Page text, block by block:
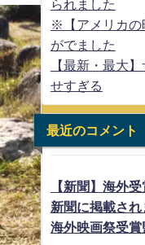
られました
※【アメリカの
がでました
【最新・最大
せすぎる
最近のコメント
【新聞】海外
新聞に掲載さ
海外映画祭受